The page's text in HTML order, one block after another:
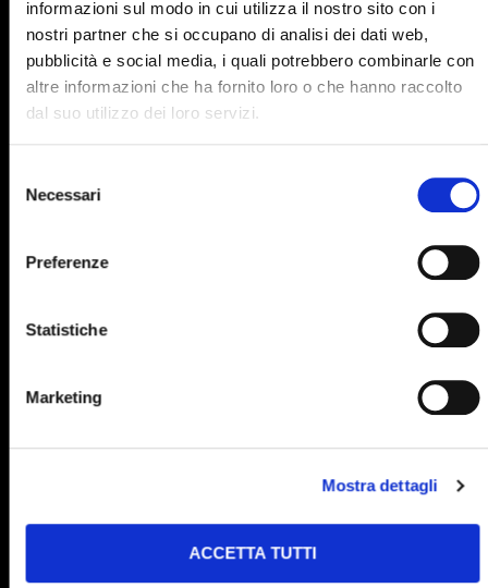
informazioni sul modo in cui utilizza il nostro sito con i
nostri partner che si occupano di analisi dei dati web,
pubblicità e social media, i quali potrebbero combinarle con
altre informazioni che ha fornito loro o che hanno raccolto
dal suo utilizzo dei loro servizi.
delNecessari
Preferenze
Statistiche
Marketing
Mostra dettagli
ACCETTA TUTTI
900
901 902 903
904
905
906 907
915
925
929
940
944
953
954
955
956 957 958
959
962 963